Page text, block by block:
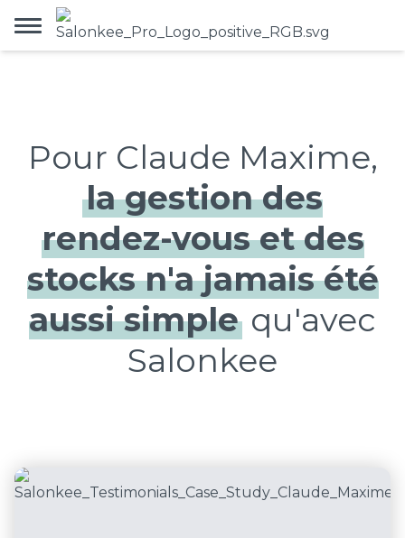
Pour Claude Maxime,
la gestion des
rendez-vous et des
stocks n'a jamais été
aussi simple qu'avec
Salonkee